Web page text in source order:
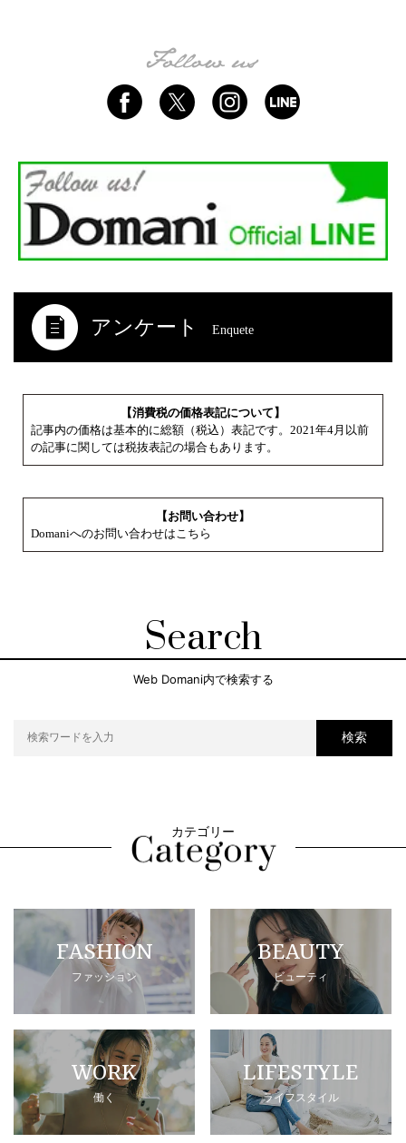
アンケート Enquete
【消費税の価格表記について】
記事内の価格は基本的に総額（税込）表記です。2021年4月以前
の記事に関しては税抜表記の場合もあります。
【お問い合わせ】
Domaniへのお問い合わせはこちら
Search
Web Domani内で検索する
検索
カテゴリー
FASHION
ファッション
BEAUTY
ビューティ
WORK
働く
LIFESTYLE
ライフスタイル